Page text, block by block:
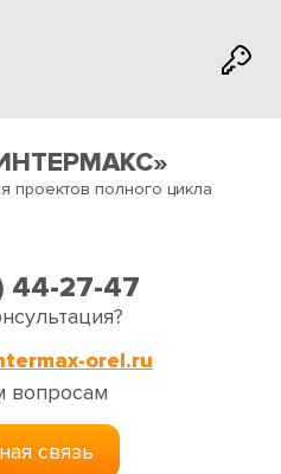
проектов полного цикла
44-27-47
orel.ru
вопросам
связь